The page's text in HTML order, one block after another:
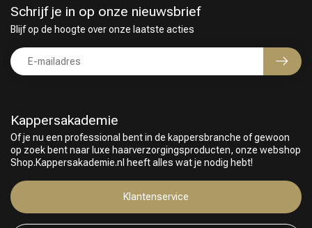
Kappersakademie
Of je nu een professional bent in de kappersbranche of gewoon
op zoek bent naar luxe haarverzorgingsproducten, onze webshop
Shop.Kappersakademie.nl heeft alles wat je nodig hebt!
Klantenservice
Schrijf je in op onze nieuwsbrief
Blijf op de hoogte over onze laatste acties